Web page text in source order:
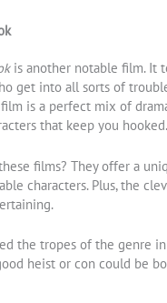
is another notable film. It
get into all sorts of
is a perfect mix of
that keep you hooked.
films? They offer a
characters. Plus, the
the tropes of the genre in
heist or con could be